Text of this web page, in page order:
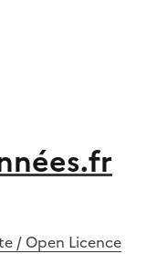
/ Open Licence